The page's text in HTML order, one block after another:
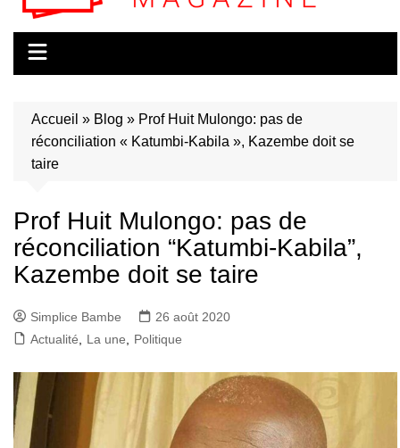
Accueil » Blog » Prof Huit Mulongo: pas de
réconciliation « Katumbi-Kabila », Kazembe doit se
taire
Prof Huit Mulongo: pas de
réconciliation “Katumbi-Kabila”,
Kazembe doit se taire
Simplice Bambe
26 août 2020
Actualité
La une Politique